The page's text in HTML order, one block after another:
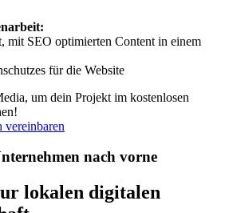
mit SEO optimierten Content in einem
für die Website
um dein Projekt im kostenlosen
vereinbaren
nach vorne
lokalen digitalen